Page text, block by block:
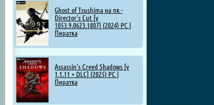
Ghost of Tsushima на пк -
Director's Cut [v
1053.9.0623.1807] (2024) PC |
Пиратка
Assassin's Creed Shadows [v
1.1.11 + DLC] (2025) PC |
Пиратка